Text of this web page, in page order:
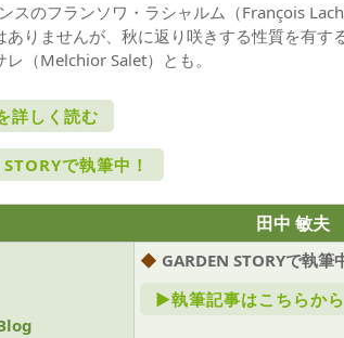
スのフランソワ・ラシャルム（François
りませんが、秋に返り咲きする性質を有す
レ（Melchior Salet）とも。
詳しく読む
で執筆中！
田中 敏夫
◆ GARDEN STORYで執筆
►執筆記事はこちらから